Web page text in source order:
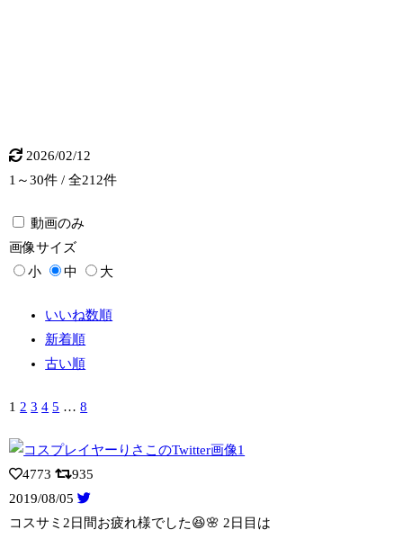
2026/02/12
1～30件 / 全212件
動画のみ
画像サイズ
小
中 大
いいね数順
新着順
古い順
1 2 3 4 5 … 8
4773
935
2019/08/05
コスサミ2日間お疲れ様でした😆🌸 2日目は